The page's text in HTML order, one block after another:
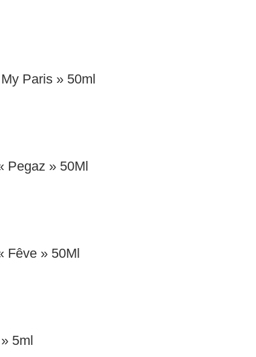
Paris » 50ml
Pegaz » 50Ml
Fêve » 50Ml
5ml